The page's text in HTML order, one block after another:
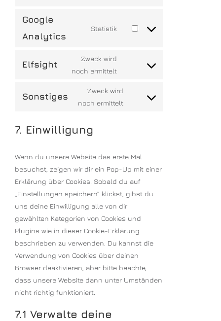
Google
Analytics
Statistik
Elfsight
Zweck wird
noch ermittelt
Sonstiges
Zweck wird
noch ermittelt
7. Einwilligung
Wenn du unsere Website das erste Mal
besuchst, zeigen wir dir ein Pop-Up mit einer
Erklärung über Cookies. Sobald du auf
„Einstellungen speichern“ klickst, gibst du
uns deine Einwilligung alle von dir
gewählten Kategorien von Cookies und
Plugins wie in dieser Cookie-Erklärung
beschrieben zu verwenden. Du kannst die
Verwendung von Cookies über deinen
Browser deaktivieren, aber bitte beachte,
dass unsere Website dann unter Umständen
nicht richtig funktioniert.
7.1 Verwalte deine